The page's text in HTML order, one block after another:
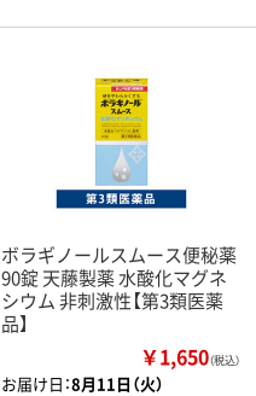
ボラギノールスムース便秘薬
90錠 天藤製薬 水酸化マグネ
シウム 非刺激性【第3類医薬
品】
￥1,650（税込）
お届け日：8月11日（火）